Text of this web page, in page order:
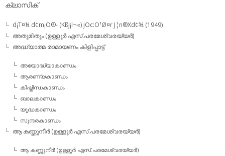
ക്ലാസിക്
d¡T¤¼ d¢m¡O®- (KßJ¡l¬«) jOc:O¹Ø¤r J¦n®Xd¢¾ (1949)
അതുമിതും (ഉള്ളൂര്‍ എസ്.പരമേശ്വരയ്യര്‍)
അദ്ധ്യാത്മ രാമായണം കിളിപ്പാട്ട്‌
അയോദ്ധ്യാകാണ്ഡം
ആരണ്യകാണ്ഡം
കിഷ്കിന്ധകാണ്ഡം
ബാലകാണ്ഡം
യൂദ്ധകാണ്ഡം
സുന്ദരകാണ്ഡം
ആ കണ്ണുനീര്‍ (ഉള്ളൂര്‍ എസ്.പരമേശ്വരയ്യര്‍)
ആ കണ്ണുനീര്‍ (ഉള്ളൂര്‍ എസ്.പരമേശ്വരയ്യര്‍)